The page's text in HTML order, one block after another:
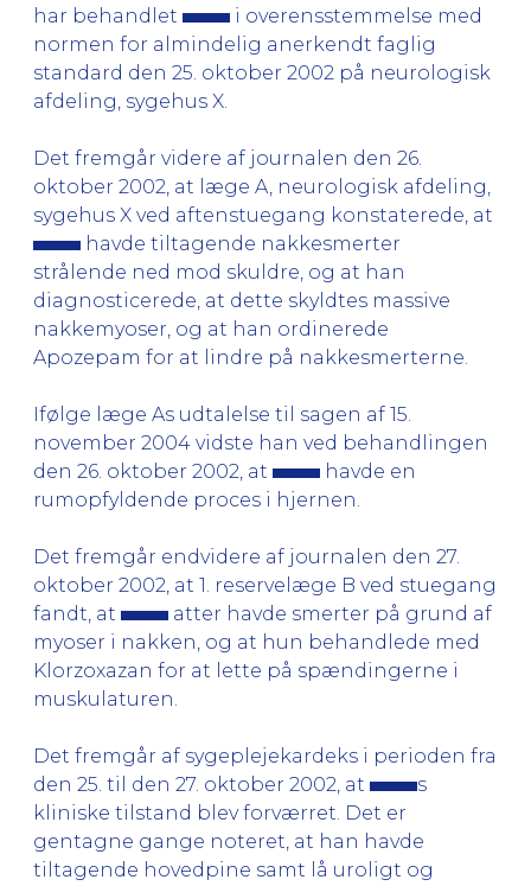
har behandlet
i overensstemmelse med
normen for almindelig anerkendt faglig
standard den 25. oktober 2002 på neurologisk
afdeling, sygehus X.
Det fremgår videre af journalen den 26.
oktober 2002, at læge A, neurologisk afdeling,
sygehus X ved aftenstuegang konstaterede, at
havde tiltagende nakkesmerter
strålende ned mod skuldre, og at han
diagnosticerede, at dette skyldtes massive
nakkemyoser, og at han ordinerede
Apozepam for at lindre på nakkesmerterne.
Ifølge læge As udtalelse til sagen af 15.
november 2004 vidste han ved behandlingen
den 26. oktober 2002, at
havde en
rumopfyldende proces i hjernen.
Det fremgår endvidere af journalen den 27.
oktober 2002, at 1. reservelæge B ved stuegang
fandt, at
atter havde smerter på grund af
myoser i nakken, og at hun behandlede med
Klorzoxazan for at lette på spændingerne i
muskulaturen.
Det fremgår af sygeplejekardeks i perioden fra
den 25. til den 27. oktober 2002, at
s
kliniske tilstand blev forværret. Det er
gentagne gange noteret, at han havde
tiltagende hovedpine samt lå uroligt og